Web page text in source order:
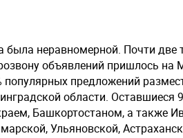
была неравномерной. Почти две
объявлений пришлось
популярных предложений
области. Оставшиеся
Башкортостаном, а также
Ульяновской,